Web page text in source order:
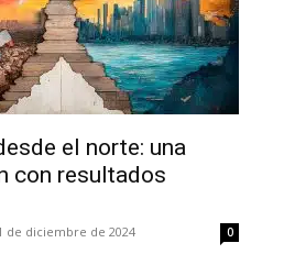
el norte: una
con resultados
de diciembre de 2024 0